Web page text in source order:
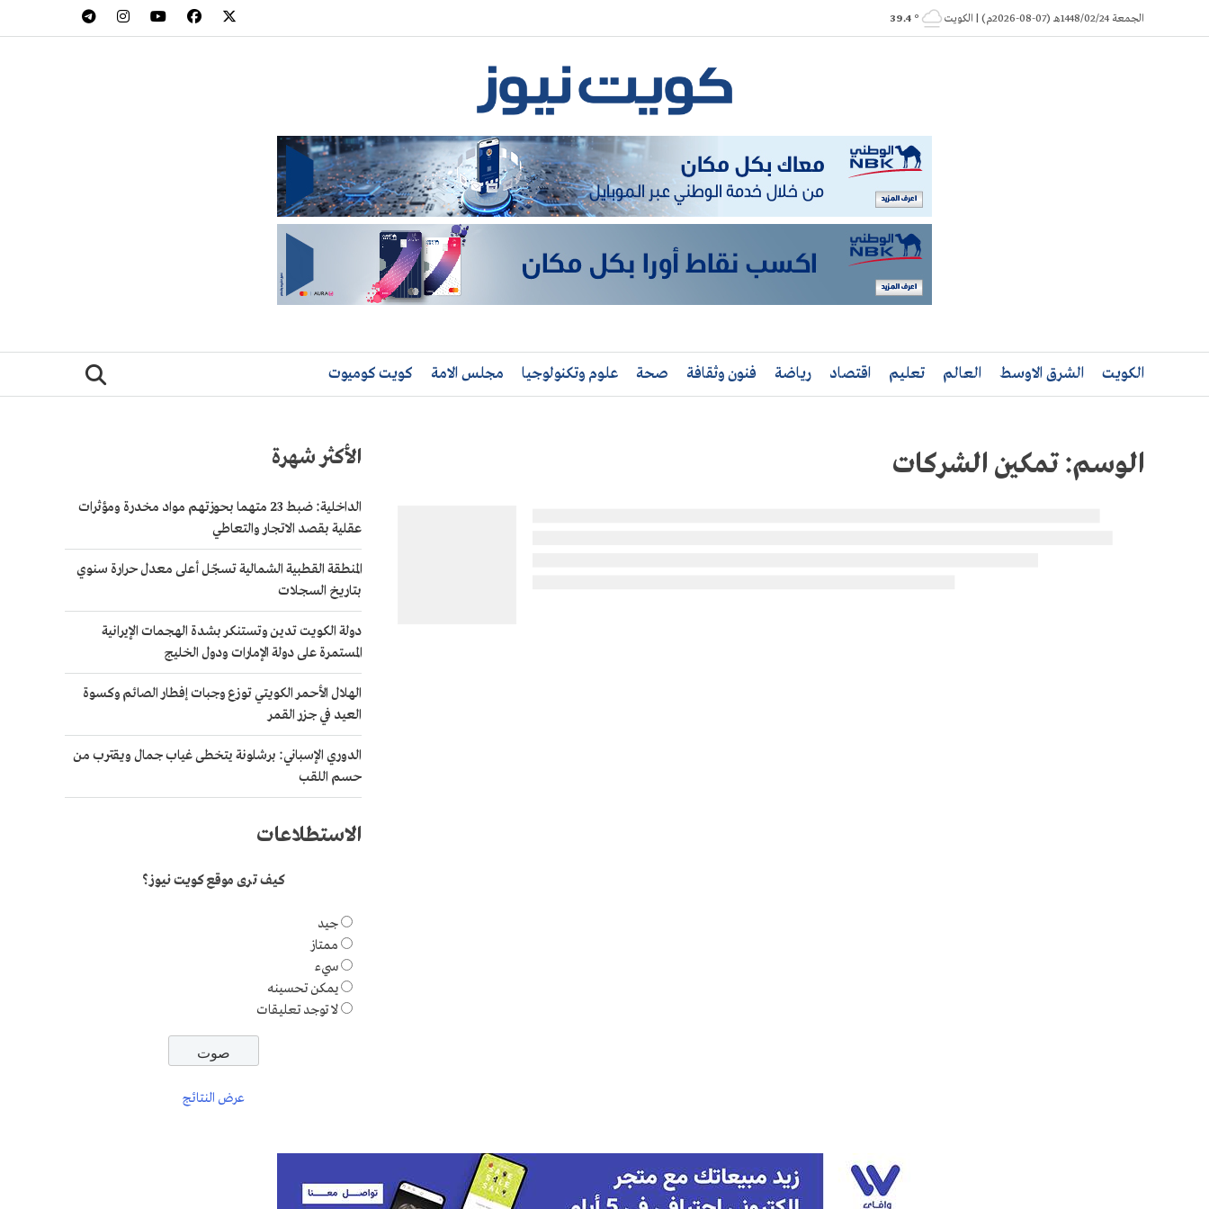
to
الجمعة 1448/02/24هـ (07-08-2026م) | الكويت ° 39.4
الكويت الشرق الاوسط العالم تعليم اقتصاد رياضة فنون وثقافة صحة علوم وتكنولوجيا مجلس الامة كويت كوميوت
الوسم:تمكين الشركات الأكثر شهرة
الداخلية: ضبط 23 متهما بحوزتهم مواد مخدرة ومؤثرات
عقلية بقصد الاتجار والتعاطي
المنطقة القطبية الشمالية تسجّل أعلى معدل حرارة سنوي
بتاريخ السجلات
دولة الكويت تدين وتستنكر بشدة الهجمات الإيرانية
المستمرة على دولة الإمارات ودول الخليج
الهلال الأحمر الكويتي توزع وجبات إفطار الصائم وكسوة
العيد في جزر القمر
الدوري الإسباني: برشلونة يتخطى غياب جمال ويقترب من
حسم اللقب
الاستطلاعات
كيف ترى موقع كويت نيوز؟
جيد
ممتاز
سيء
يمكن تحسينه
لا توجد تعليقات
عرض النتائج